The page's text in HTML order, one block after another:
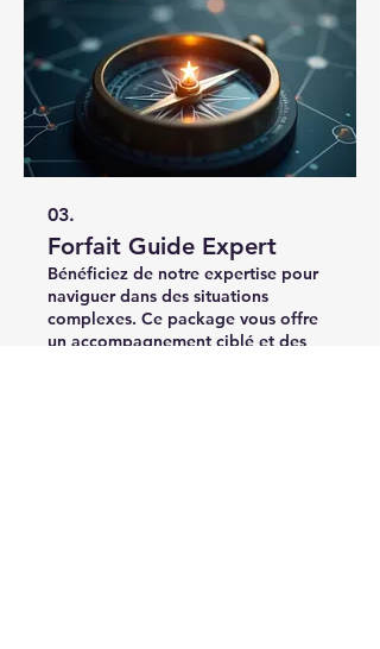
03.
Forfait Guide Expert
Bénéficiez de notre expertise pour
naviguer dans des situations
complexes. Ce package vous offre
un accompagnement ciblé et des